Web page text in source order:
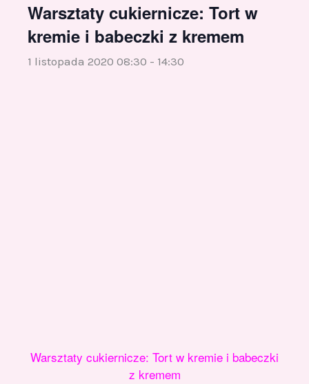
Warsztaty cukiernicze: Tort w
kremie i babeczki z kremem
1 listopada 2020 08:30 - 14:30
Warsztaty cukiernicze: Tort w kremie i babeczki
z kremem